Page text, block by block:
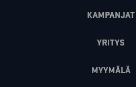
KAMPANJAT
YRITYS
MYYMÄLÄ